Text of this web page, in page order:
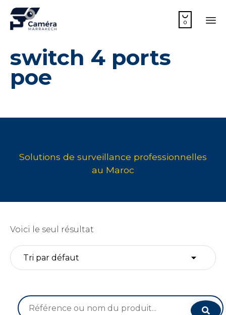

0
switch 4 ports
poe
Voici le seul résultat
Recherche
pour :